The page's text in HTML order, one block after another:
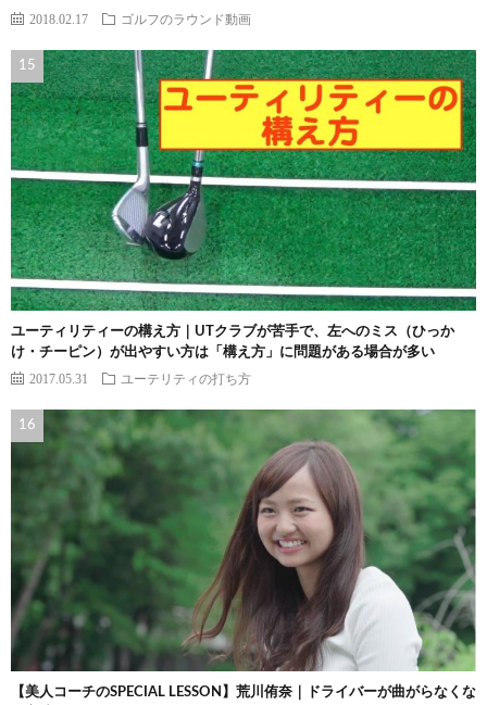
2018.02.17 ゴルフのラウンド動画
ユーティリティーの構え方｜UTクラブが苦手で、左へのミス（ひっか
け・チーピン）が出やすい方は「構え方」に問題がある場合が多い
2017.05.31 ユーテリティの打ち方
【美人コーチのSPECIAL LESSON】荒川侑奈｜ドライバーが曲がらなくな